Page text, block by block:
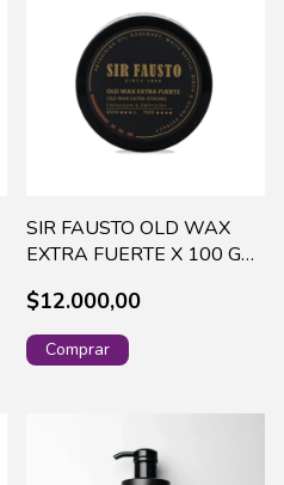
SIR FAUSTO OLD WAX
EXTRA FUERTE X 100 G
$12.000,00